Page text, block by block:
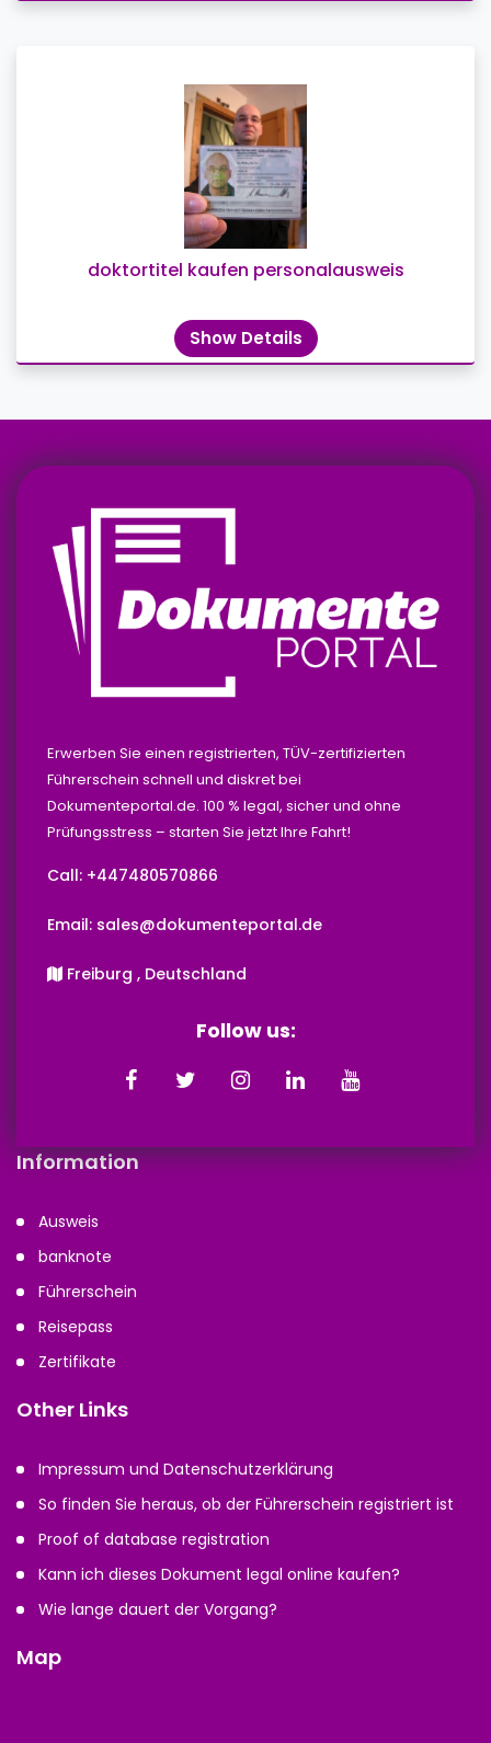
doktortitel kaufen personalausweis
Show Details
Erwerben Sie einen registrierten, TÜV-zertifizierten
Führerschein schnell und diskret bei
Dokumenteportal.de. 100 % legal, sicher und ohne
Prüfungsstress – starten Sie jetzt Ihre Fahrt!
Call: +447480570866‬‬
Email: sales@dokumenteportal.de
Freiburg , Deutschland
Follow us:
Information
Ausweis
banknote
Führerschein
Reisepass
Zertifikate
Other Links
Impressum und Datenschutzerklärung
So finden Sie heraus, ob der Führerschein registriert ist
Proof of database registration
Kann ich dieses Dokument legal online kaufen?
Wie lange dauert der Vorgang?
Map